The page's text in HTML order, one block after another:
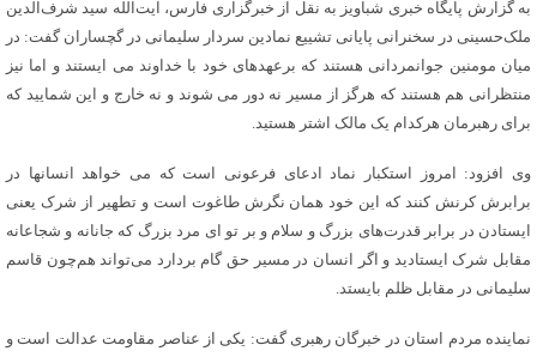
به گزارش پایگاه خبری شباویز به نقل از خبرگزاری فارس، آیت‌الله سید شرف‌الدین
ملک‌حسینی در سخنرانی پایانی تشییع نمادین سردار سلیمانی در گچساران گفت: در
میان مومنین جوانمردانی هستند که برعهدهای خود با خداوند می ایستند و اما نیز
منتظرانی هم هستند که هرگز از مسیر نه دور می شوند و نه خارج و این شمایید که
برای رهبرمان هرکدام یک مالک اشتر هستید.
وی افزود: امروز استکبار نماد ادعای فرعونی است که می خواهد انسانها در
برابرش کرنش کنند که این خود همان نگرش طاغوت است و تطهیر از شرک یعنی
ایستادن در برابر قدرت‌های بزرگ و سلام و بر تو ای مرد بزرگ که جانانه و شجاعانه
مقابل شرک ایستادید و اگر انسان در مسیر حق گام بردارد می‌تواند هم‌چون قاسم
سلیمانی در مقابل ظلم بایستد.
نماینده مردم استان در خبرگان رهبری گفت: یکی از عناصر مقاومت عدالت است و